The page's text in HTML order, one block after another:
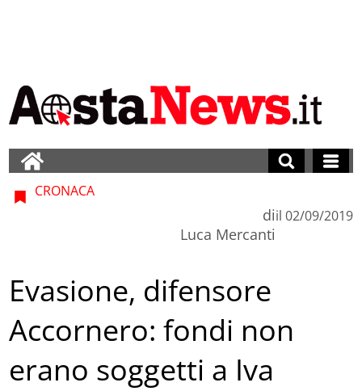
CRONACA
di
Luca Mercanti
il 02/09/2019
Evasione, difensore
Accornero: fondi non
erano soggetti a Iva